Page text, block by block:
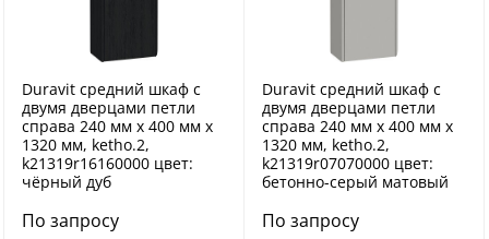
Duravit средний шкаф с
двумя дверцами петли
справа 240 мм х 400 мм х
1320 мм, ketho.2,
k21319r16160000 цвет:
чёрный дуб
По запросу
Duravit средний шкаф с
двумя дверцами петли
справа 240 мм х 400 мм х
1320 мм, ketho.2,
k21319r07070000 цвет:
бетонно-серый матовый
По запросу